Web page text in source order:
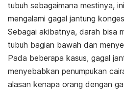
tubuh sebagaimana mestinya,
mengalami gagal jantung
Sebagai akibatnya, darah bisa
tubuh bagian bawah dan
Pada beberapa kasus, gagal
menyebabkan penumpukan
alasan kenapa orang dengan